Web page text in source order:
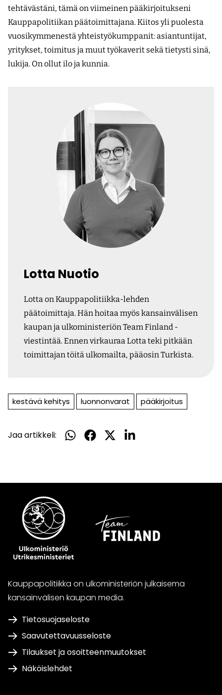
tehtävästäni, tämä on viimeinen pääkirjoitukseni
Kauppapolitiikan päätoimittajana. Kiitos yli puolesta
vuosikymmenestä yhteistyökumppanit: asiantuntijat,
yritykset, toimitus ja muut työkaverit sekä tietysti sinä,
lukija. On ollut ilo ja kunnia.
Lotta Nuotio
Lotta on Kauppapolitiikka-lehden
päätoimittaja. Hän hoitaa myös kansainvälisen
kaupan ja ulkoministeriön Team Finland -
viestintää. Ennen virkauraa Lotta teki pitkään
toimittajan töitä ulkomailta, pääosin Turkista.
kestävä kehitys luonnonvarat pääkirjoitus
Jaa artikkeli:
Jaa
Jaa
Jaa
Jaa
Kauppapolitiikka on ulkoministeriön julkaisema
kansainvälisen kaupan media.
Tietosuojaseloste
Saavutettavuusseloste
Tilaukset ja osoitteenmuutokset
Näköislehdet